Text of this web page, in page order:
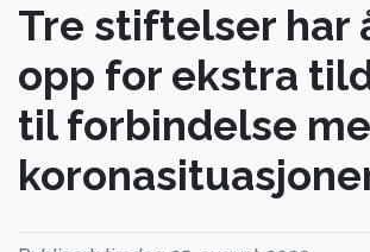
Tre stiftelser har
opp for ekstra
til forbindelse